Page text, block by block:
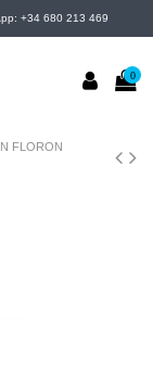
+34 680 213 469
0
FLORON